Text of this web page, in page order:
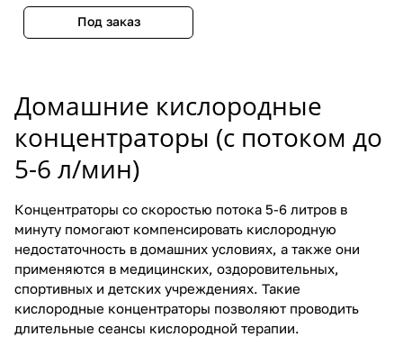
Под заказ
Домашние кислородные
концентраторы (с потоком до
5-6 л/мин)
Концентраторы со скоростью потока 5-6 литров в
минуту помогают компенсировать кислородную
недостаточность в домашних условиях, а также они
применяются в медицинских, оздоровительных,
спортивных и детских учреждениях. Такие
кислородные концентраторы позволяют проводить
длительные сеансы кислородной терапии.